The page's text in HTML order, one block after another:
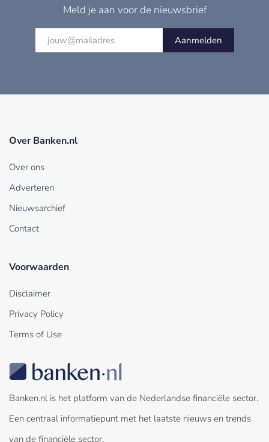
Meld je aan voor de nieuwsbrief
Aanmelden
Over Banken.nl
Over ons
Adverteren
Nieuwsarchief
Contact
Voorwaarden
Disclaimer
Privacy Policy
Terms of Use
Banken.nl is het platform van de Nederlandse financiële sector.
Een centraal informatiepunt met het laatste nieuws en trends
van de financiële sector.